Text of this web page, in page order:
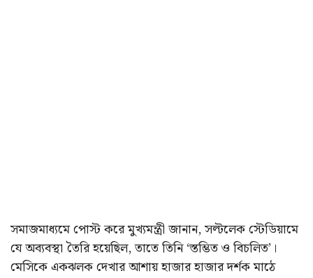
সমাজমাধ্যমে পোস্ট করে মুখ্যমন্ত্রী জানান, সল্টলেক স্টেডিয়ামে
যে অব্যবস্থা তৈরি হয়েছিল, তাতে তিনি ‘স্তম্ভিত ও বিচলিত’।
মেসিকে একঝলক দেখার আশায় হাজার হাজার দর্শক মাঠে